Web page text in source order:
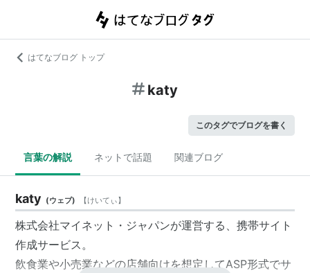
はてなブログ トップ
katy
このタグでブログを書く
言葉の解説 ネットで話題 関連ブログ
katy (ウェブ) 【けいてぃ】
株式会社マイネット・ジャパンが運営する、携帯サイト
作成サービス。
飲食業や小売業などの店舗向けを想定してASP形式でサ